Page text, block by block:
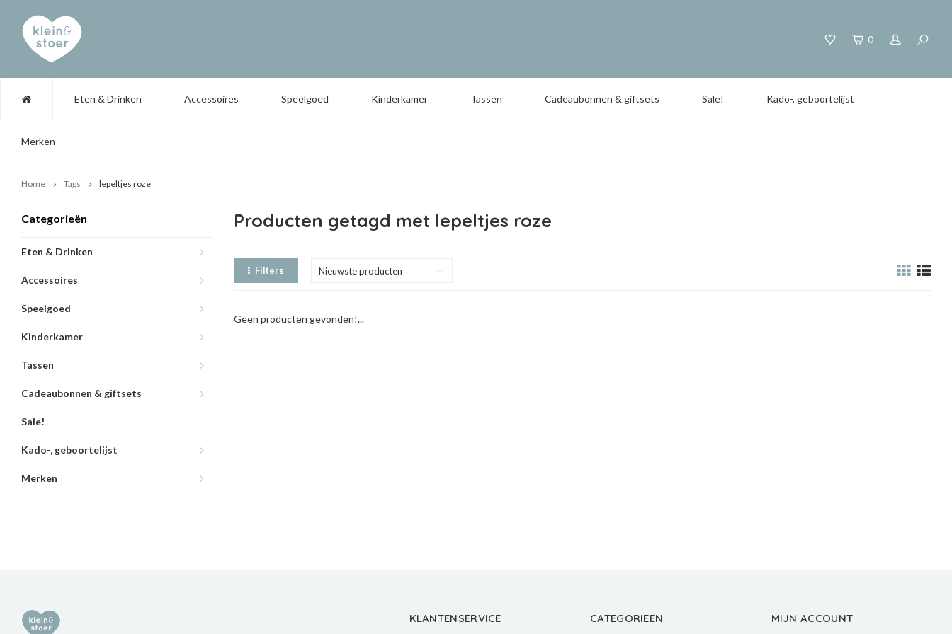
0
Eten & Drinken Accessoires Speelgoed Kinderkamer Tassen Cadeaubonnen & giftsets Sale! Kado-, geboortelijst
Merken
Home Tags lepeltjes roze
Categorieën
Eten & Drinken
Accessoires
Speelgoed
Kinderkamer
Tassen
Cadeaubonnen & giftsets
Sale!
Kado-, geboortelijst
Merken
Producten getagd met lepeltjes roze
Filters Nieuwste producten
Geen producten gevonden!...
KLANTENSERVICE CATEGORIEËN MIJN ACCOUNT